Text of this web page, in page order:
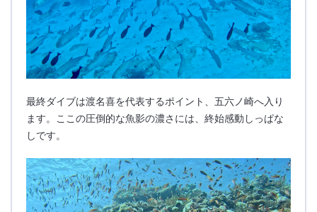
最終ダイブは渡名喜を代表するポイント、五六ノ崎へ入り
ます。ここの圧倒的な魚影の濃さには、終始感動しっぱな
しです。